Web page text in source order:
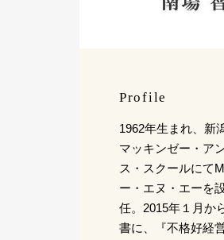
Profile
1962年生まれ、新
マッキンゼー・ア
ス・スクールにて
ー・エヌ・エーを
任。2015年１月か
書に、『不格好経